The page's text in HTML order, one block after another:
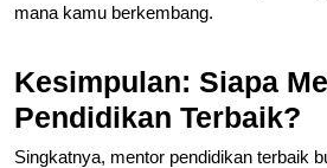
mana kamu berkembang.
Kesimpulan: Siapa
Pendidikan Terbaik?
Singkatnya, mentor pendidikan terbaik